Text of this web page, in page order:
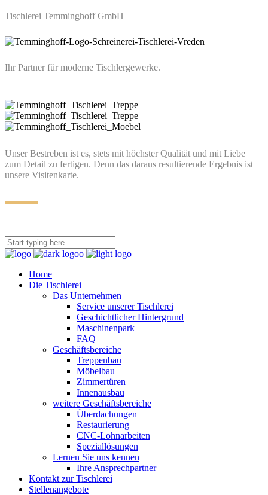
Tischlerei Temminghoff GmbH
Ihr Partner für moderne Tischlergewerke.
Unser Bestreben ist es, stets mit höchster Qualität und mit Liebe
zum Detail zu fertigen. Denn das daraus resultierende Ergebnis ist
unsere Visitenkarte.
Home
Die Tischlerei
Das Unternehmen
Service unserer Tischlerei
Geschichtlicher Hintergrund
Maschinenpark
FAQ
Geschäftsbereiche
Treppenbau
Möbelbau
Zimmertüren
Innenausbau
weitere Geschäftsbereiche
Überdachungen
Restaurierung
CNC-Lohnarbeiten
Speziallösungen
Lernen Sie uns kennen
Ihre Ansprechpartner
Kontakt zur Tischlerei
Stellenangebote